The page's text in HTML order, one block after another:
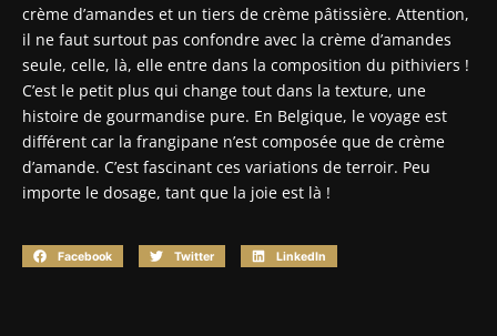
crème d’amandes et un tiers de crème pâtissière. Attention,
il ne faut surtout pas confondre avec la crème d’amandes
seule, celle, là, elle entre dans la composition du pithiviers !
C’est le petit plus qui change tout dans la texture, une
histoire de gourmandise pure. En Belgique, le voyage est
différent car la frangipane n’est composée que de crème
d’amande. C’est fascinant ces variations de terroir. Peu
importe le dosage, tant que la joie est là !
Facebook Twitter LinkedIn